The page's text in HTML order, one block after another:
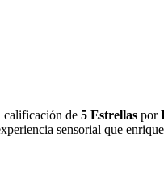
calificación de 5 Estrellas por
sensorial que